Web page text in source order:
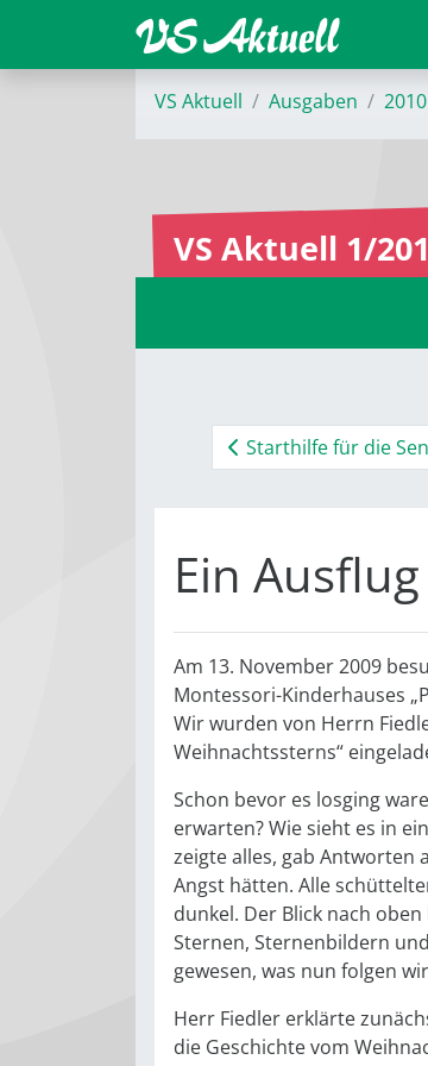
VS Aktuell Ausgaben 2010
VS Aktuell 1/
Starthilfe für die
Ein
Am 13. November 2009
Montessori-Kinderhauses
Wir wurden von Herrn
Weihnachtssterns“
Schon bevor es losging
erwarten? Wie sieht es in
zeigte alles, gab Antworten
Angst hätten. Alle
dunkel. Der Blick nach
Sternen, Sternenbildern
gewesen, was nun folgen
Herr Fiedler erklärte
die Geschichte vom